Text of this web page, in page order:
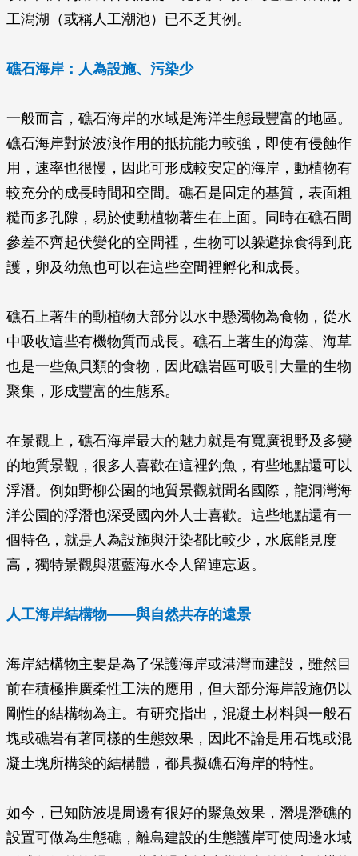
工潟湖（或稱人工潮池）已不乏其例。
礁石海岸：人為設施、污染少
一般而言，礁石海岸的水域是海洋生態最豐富的地區。
礁石海岸對於波浪作用的抵抗能力較強，即使有侵蝕作
用，速率也很慢，因此可形成較安定的海岸，動植物有
較充分的成長時間和空間。礁石是固定的基質，表面粗
糙而多孔隙，易於使動植物著生在上面。同時在礁石間
參差不齊起伏變化的空間裡，生物可以躲避掠食得到庇
護，卵及幼魚也可以在這些空間裡孵化和成長。
礁石上著生的動植物大部分以水中懸濁物為食物，從水
中吸收這些有機物質而成長。礁石上著生的海藻、海草
也是一些魚貝類的食物，因此礁岩區可吸引大量的生物
聚集，形成豐富的生態系。
在景觀上，礁石海岸最大的魅力就是有寬廣視野及多變
的地質景觀，很多人喜歡在這裡釣魚，有些地點還可以
浮潛。例如野柳公園的地質景觀就聞名國際，龍洞灣海
洋公園的浮潛也深受國內外人士喜歡。這些地點還有一
個特色，就是人為設施與汙染都比較少，水底能見度
高，獨特景觀與湛藍海水令人留連忘返。
人工海岸結構物——與自然共存的遠景
海岸結構物主要是為了保護海岸或港灣而建設，雖然目
前在積極推廣柔性工法的應用，但大部分海岸設施仍以
剛性的結構物為主。有研究指出，混凝土材料與一般石
塊或礁岩有著同樣的生態效果，因此不論是用石塊或混
凝土塊所構築的結構體，都具擬礁石海岸的特性。
如今，已知防波堤周邊有很好的聚魚效果，潛堤潛礁的
設置可做為生態礁，離島建設的生態護岸可使周邊水域